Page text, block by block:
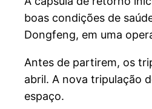
boas condições de
Dongfeng, em uma
Antes de partirem, os
abril. A nova tripulação
espaço.